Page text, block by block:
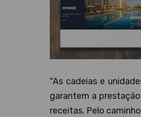
"As cadeias e
garantem a
receitas. Pelo